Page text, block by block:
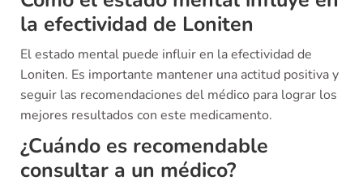
la efectividad de Loniten
El estado mental puede influir en la efectividad de
Loniten. Es importante mantener una actitud positiva y
seguir las recomendaciones del médico para lograr los
mejores resultados con este medicamento.
¿Cuándo es recomendable
consultar a un médico?